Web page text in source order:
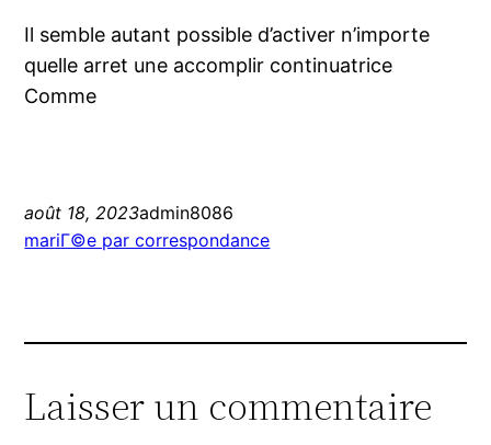
Il semble autant possible d’activer n’importe
quelle arret une accomplir continuatrice
Comme
août 18, 2023admin8086
mariГ©e par correspondance
Laisser un commentaire